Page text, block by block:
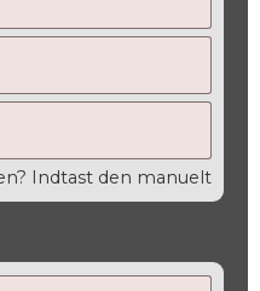
Indtast den manuelt